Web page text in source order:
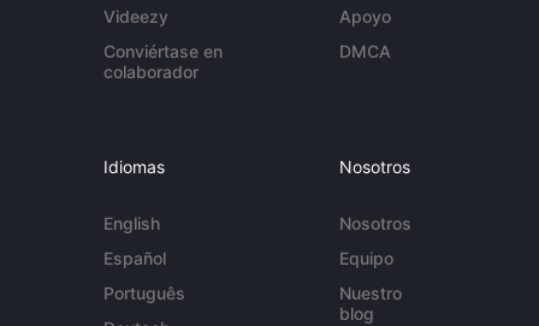
Videezy
Conviértase en
colaborador
Apoyo
DMCA
Idiomas
English
Español
Português
Nosotros
Nosotros
Equipo
Nuestro
blog